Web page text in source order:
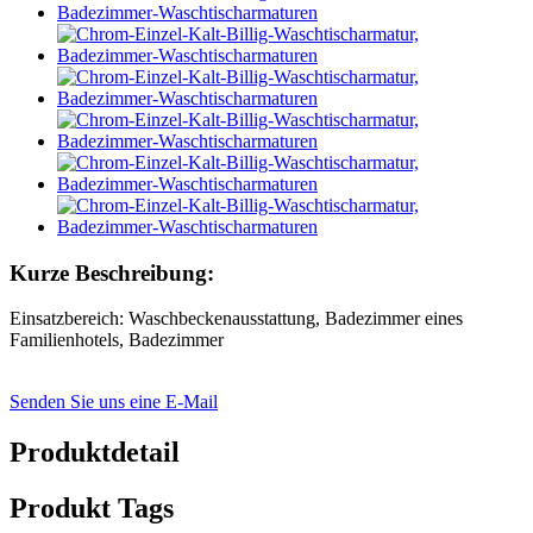
Kurze Beschreibung:
Einsatzbereich: Waschbeckenausstattung, Badezimmer eines
Familienhotels, Badezimmer
Senden Sie uns eine E-Mail
Produktdetail
Produkt Tags